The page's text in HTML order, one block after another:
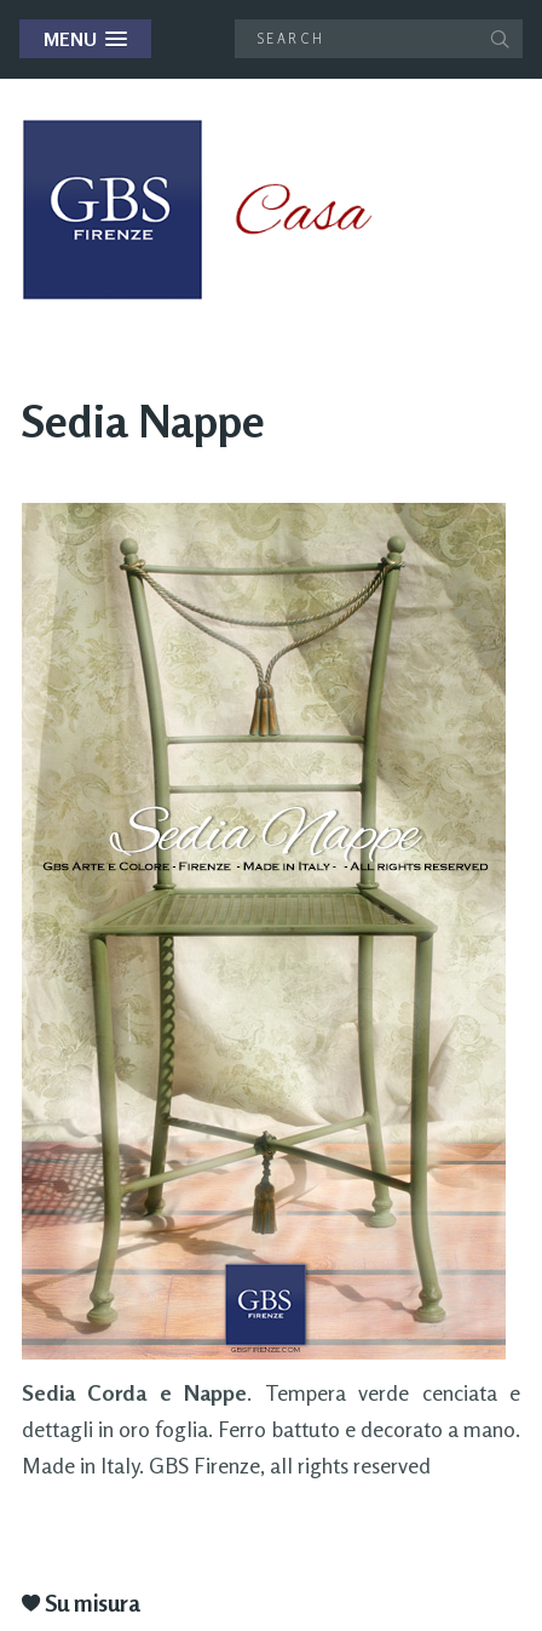
MENU
Sedia Nappe
Sedia Corda e Nappe. Tempera verde cenciata e
dettagli in oro foglia. Ferro battuto e decorato a mano.
Made in Italy. GBS Firenze, all rights reserved
Su misura